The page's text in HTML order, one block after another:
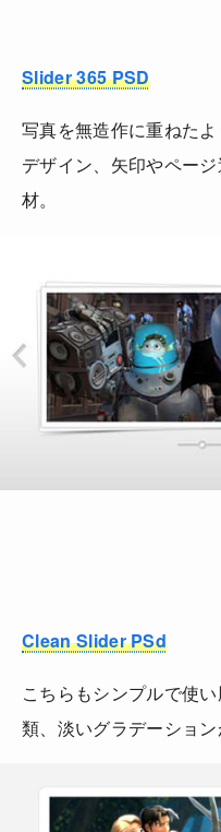
Slider 365 PSD
写真を無造作に重ねた
デザイン、矢印やペー
材。
Clean Slider PSd
こちらもシンプルで使
類、淡いグラデーション